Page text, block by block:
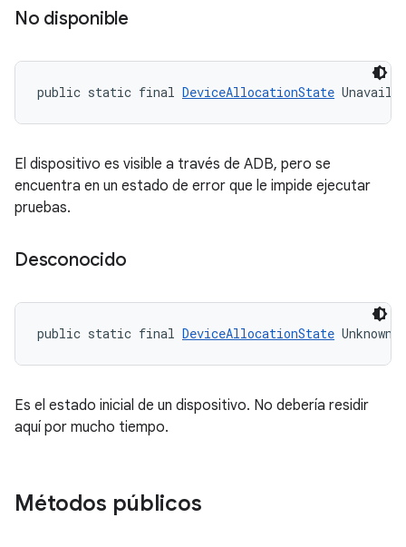
No disponible
public static final DeviceAllocationState
El dispositivo es visible a través de ADB, pero se
encuentra en un estado de error que le impide ejecutar
pruebas.
Desconocido
public static final DeviceAllocationState Unknown
Es el estado inicial de un dispositivo. No debería residir
aquí por mucho tiempo.
Métodos públicos